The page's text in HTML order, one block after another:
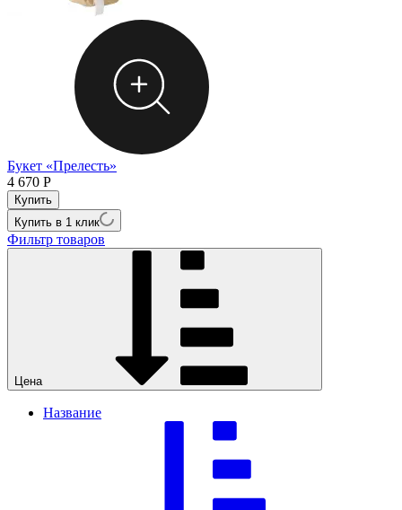
Букет «Прелесть»
4 670 Р
Купить в 1 клик
Фильтр товаров
Цена
Название